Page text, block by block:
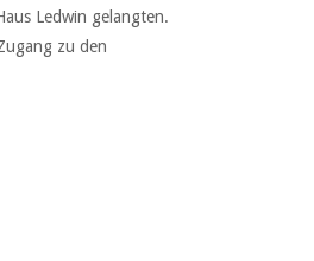
Ledwin gelangten.
zu den